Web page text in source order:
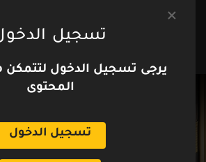
تسجيل
يرجى تسجيل الدخول
المحتوى
تسجيل الدخول